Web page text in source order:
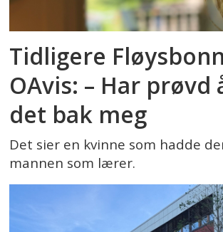
Tidligere
OAvis: – Har prøvd
det bak meg
Det sier en kvinne som hadde
mannen som lærer.